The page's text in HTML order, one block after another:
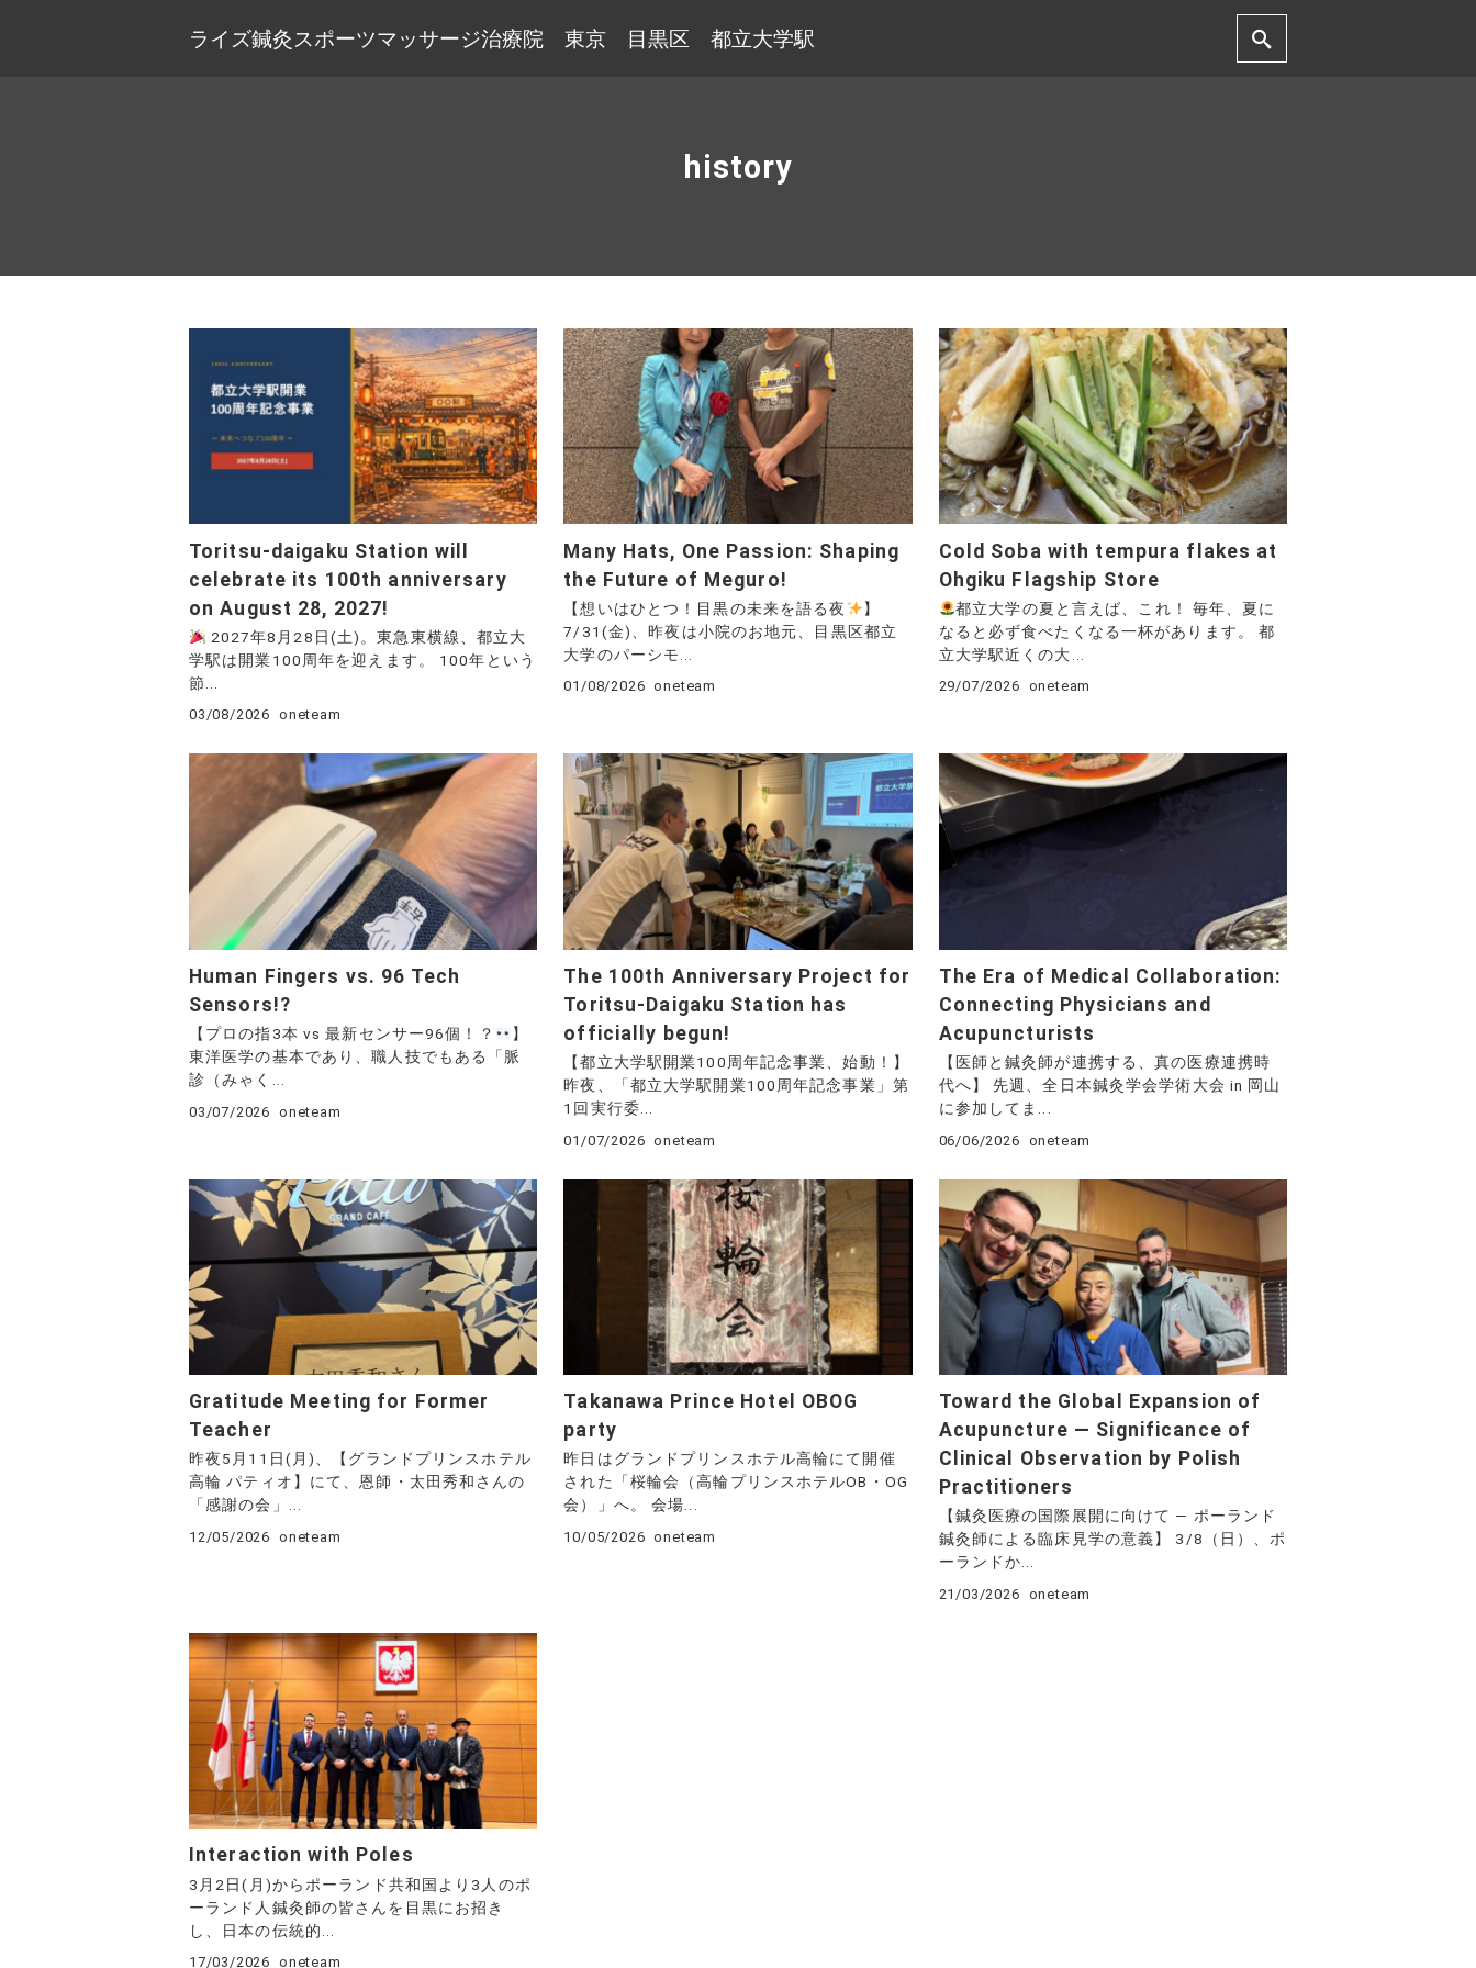
ライズ鍼灸スポーツマッサージ治療院 東京 目黒区 都立大学駅
history
Toritsu-daigaku Station will
celebrate its 100th anniversary
on August 28, 2027!
2027年8月28日(土)。東急東横線、都立大
学駅は開業100周年を迎えます。 100年という
節...
03/08/2026 oneteam
Many Hats, One Passion: Shaping
the Future of Meguro!
【想いはひとつ！目黒の未来を語る夜
】
7/31(金)、昨夜は小院のお地元、目黒区都立
大学のパーシモ...
01/08/2026 oneteam
Cold Soba with tempura flakes at
Ohgiku Flagship Store
都立大学の夏と言えば、これ！ 毎年、夏に
なると必ず食べたくなる一杯があります。 都
立大学駅近くの大...
29/07/2026 oneteam
Human Fingers vs. 96 Tech
Sensors!?
【プロの指3本 vs 最新センサー96個！？
】
東洋医学の基本であり、職人技でもある「脈
診（みゃく...
03/07/2026 oneteam
The 100th Anniversary Project for
Toritsu-Daigaku Station has
officially begun!
【都立大学駅開業100周年記念事業、始動！】
昨夜、「都立大学駅開業100周年記念事業」第
1回実行委...
01/07/2026 oneteam
The Era of Medical Collaboration:
Connecting Physicians and
Acupuncturists
【医師と鍼灸師が連携する、真の医療連携時
代へ】 先週、全日本鍼灸学会学術大会 in 岡山
に参加してま...
06/06/2026 oneteam
Gratitude Meeting for Former
Teacher
昨夜5月11日(月)、【グランドプリンスホテル
高輪 パティオ】にて、恩師・太田秀和さんの
「感謝の会」...
12/05/2026 oneteam
Takanawa Prince Hotel OBOG
party
昨日はグランドプリンスホテル高輪にて開催
された「桜輪会（高輪プリンスホテルOB・OG
会）」へ。 会場...
10/05/2026 oneteam
Toward the Global Expansion of
Acupuncture — Significance of
Clinical Observation by Polish
Practitioners
【鍼灸医療の国際展開に向けて ― ポーランド
鍼灸師による臨床見学の意義】 3/8（日）、ポ
ーランドか...
21/03/2026 oneteam
Interaction with Poles
3月2日(月)からポーランド共和国より3人のポ
ーランド人鍼灸師の皆さんを目黒にお招き
し、日本の伝統的...
17/03/2026 oneteam